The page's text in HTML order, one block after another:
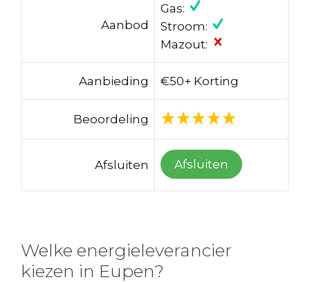
Aanbod
Gas:
Stroom:
Mazout:
Aanbieding €50+ Korting
Beoordeling
Afsluiten Afsluiten
Welke energieleverancier
kiezen in Eupen?